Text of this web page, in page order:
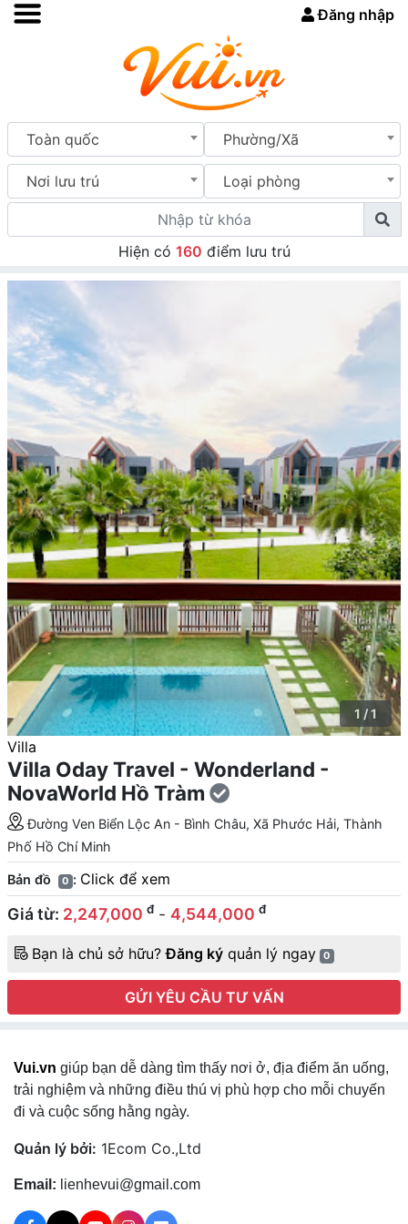
Đăng nhập
Toàn quốc Phường/Xã
Nơi lưu trú Loại phòng
Hiện có 160 điểm lưu trú
1 / 1
Villa
Villa Oday Travel - Wonderland -
NovaWorld Hồ Tràm
Đường Ven Biển Lộc An - Bình Châu, Xã Phước Hải, Thành
Phố Hồ Chí Minh
Bản đồ 0 : Click để xem
Giá từ: 2,247,000 đ - 4,544,000 đ
Bạn là chủ sở hữu?Đăng ký quản lý ngay 0
GỬI YÊU CẦU TƯ VẤN
Vui.vn giúp bạn dễ dàng tìm thấy nơi ở, địa điểm ăn uống,
trải nghiệm và những điều thú vị phù hợp cho mỗi chuyến
đi và cuộc sống hằng ngày.
Quản lý bởi: 1Ecom Co.,Ltd
Email: lienhevui@gmail.com